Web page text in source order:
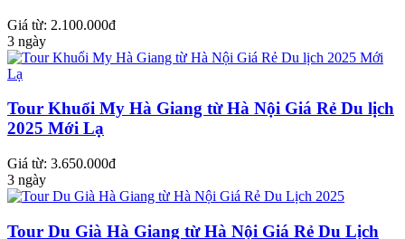
Giá từ: 2.100.000đ
3 ngày
Tour Khuổi My Hà Giang từ Hà Nội Giá Rẻ Du lịch
2025 Mới Lạ
Giá từ: 3.650.000đ
3 ngày
Tour Du Già Hà Giang từ Hà Nội Giá Rẻ Du Lịch